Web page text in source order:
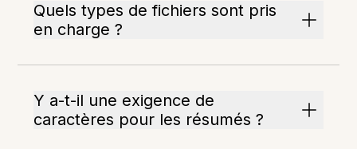
Quels types de fichiers sont pris
en charge ?
Y a-t-il une exigence de
caractères pour les résumés ?